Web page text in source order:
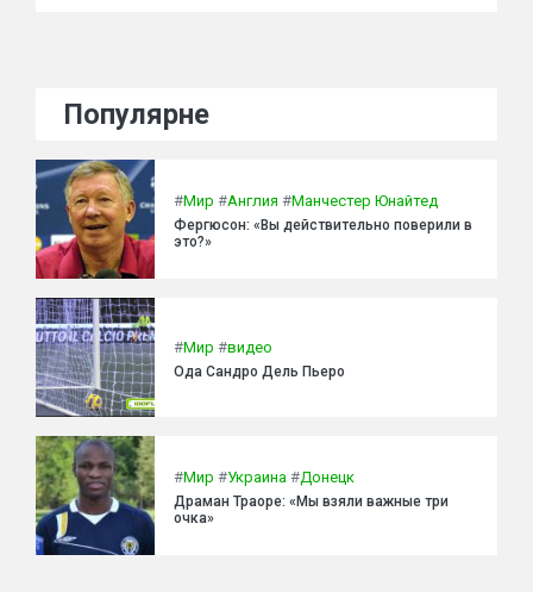
Популярне
#Мир #Англия #Манчестер Юнайтед
Фергюсон: «Вы действительно поверили в
это?»
#Мир #видео
Ода Сандро Дель Пьеро
#Мир #Украина #Донецк
Драман Траоре: «Мы взяли важные три
очка»